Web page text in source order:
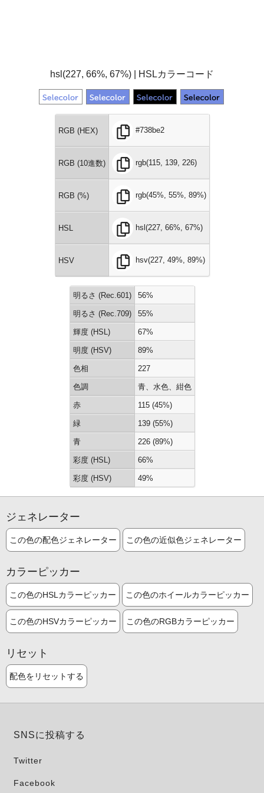
hsl(227, 66%, 67%) | HSLカラーコード
RGB (HEX) #738be2
RGB (10進数) rgb(115, 139, 226)
RGB (%) rgb(45%, 55%, 89%)
HSL hsl(227, 66%, 67%)
HSV hsv(227, 49%, 89%)
明るさ (Rec.601) 56%
明るさ (Rec.709) 55%
輝度 (HSL) 67%
明度 (HSV) 89%
色相 227
色調 青、水色、紺色
赤 115 (45%)
緑 139 (55%)
青 226 (89%)
彩度 (HSL) 66%
彩度 (HSV) 49%
ジェネレーター
この色の配色ジェネレーター この色の近似色ジェネレーター
カラーピッカー
この色のHSLカラーピッカー この色のホイールカラーピッカー
この色のHSVカラーピッカー この色のRGBカラーピッカー
リセット
配色をリセットする
SNSに投稿する
Twitter
Facebook